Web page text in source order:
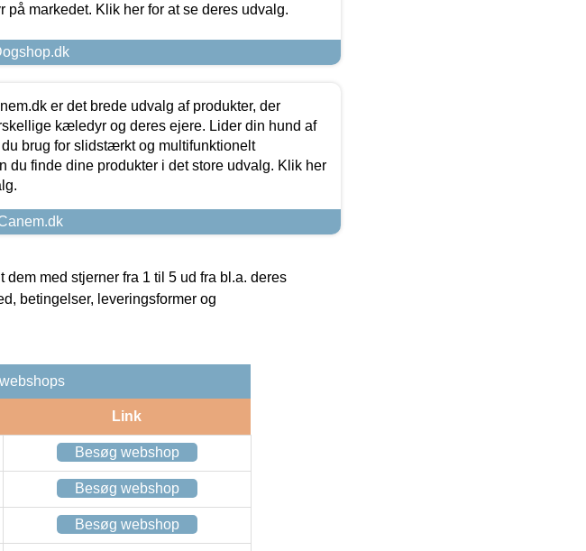
på markedet. Klik her for at se deres udvalg.
er det brede udvalg af produkter, der
kæledyr og deres ejere. Lider din hund af
brug for slidstærkt og multifunktionelt
du finde dine produkter i det store udvalg. Klik her
med stjerner fra 1 til 5 ud fra bl.a. deres
betingelser, leveringsformer og
Link
Besøg webshop
Besøg webshop
Besøg webshop